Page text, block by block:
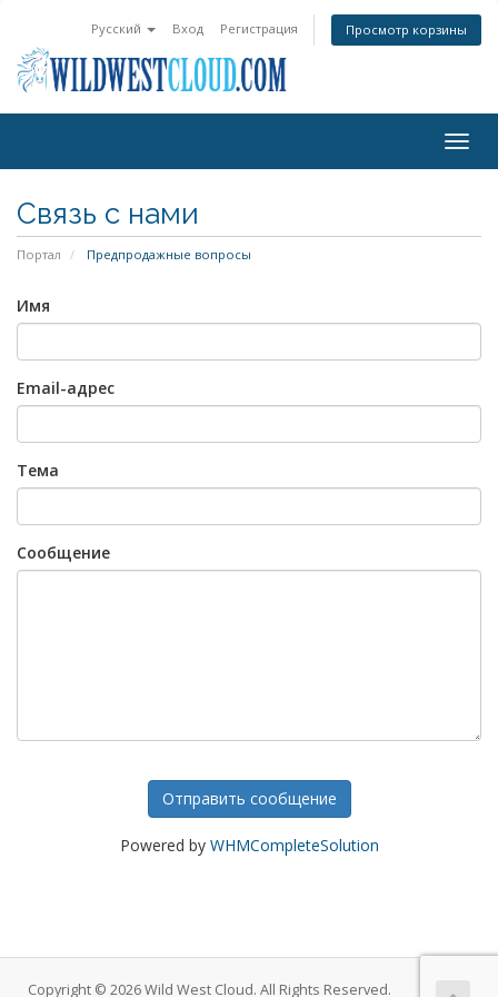
Русский Вход Регистрация Просмотр корзины
Связь с нами
Портал Предпродажные вопросы
Имя
Email-адрес
Тема
Сообщение
Отправить сообщение
Powered by WHMCompleteSolution
Copyright © 2026 Wild West Cloud. All Rights Reserved.